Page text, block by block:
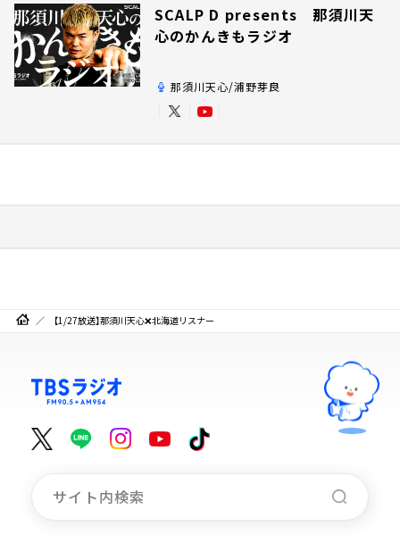
SCALP D presents 那須川天
心のかんきもラジオ
那須川天心/浦野芽良
【1/27放送】那須川天心❌北海道リスナー